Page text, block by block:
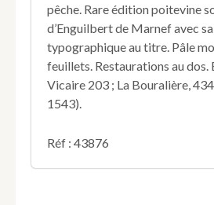
pêche. Rare édition poitevine
d’Enguilbert de Marnef avec
typographique au titre. Pâle
feuillets. Restaurations au dos.
Vicaire 203 ; La Bouralière,
1543).
Réf : 43876